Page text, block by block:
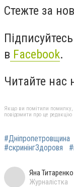
Стежте за
в Facebook.
Читайте нас
Якщо ви помітили помилку,
повідомити про це редакцію
#Дніпропетровщина
#скринінгЗдоровя
Яна Титаренко
Журналістка